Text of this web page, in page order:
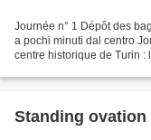
Journée n° 1 Dépôt des bagages à l'hôtel Lo
a pochi minuti dal centro
centre historique de Turin :
Standing ovation